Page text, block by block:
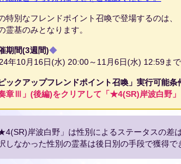
特別なフレンドポイント召喚で登場するのは
霊基のみとなります。
期間(3週間)◆
年10月16日(水) 20:00～11月6日(水) 12:59まで
ピックアップフレンドポイント召喚」実行可能条
奏章Ⅲ」(後編)をクリアして「★4(SR)岸波白野
岸波白野」は性別によるステータスの差
しなかった性別の霊基は後日別の手段で獲得で